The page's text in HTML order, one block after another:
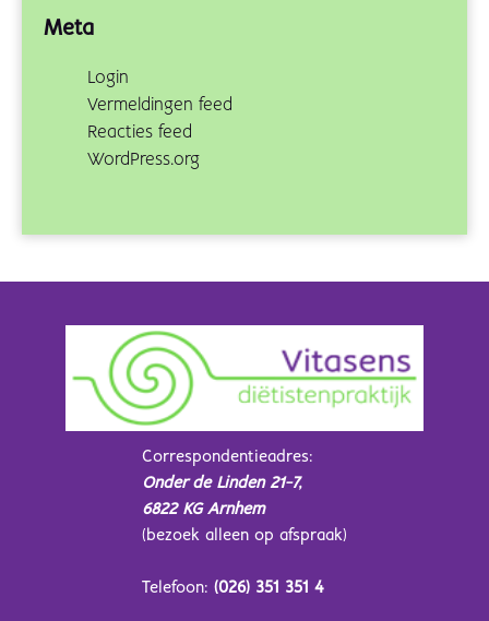
Meta
Login
Vermeldingen feed
Reacties feed
WordPress.org
Correspondentieadres:
Onder de Linden 21-7,
6822 KG Arnhem
(bezoek alleen op afspraak)
Telefoon: (026) 351 351 4